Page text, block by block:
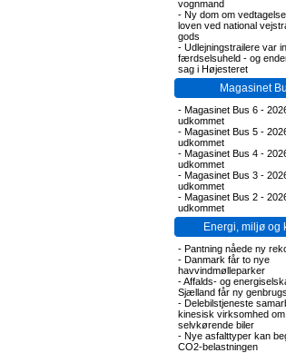
vognmand
- Ny dom om
loven ved national
gods
- Udlejningstrailere var
færdselsuheld - og
sag i Højesteret
Magasinet
- Magasinet Bus 6 -
udkommet
- Magasinet Bus 5 -
udkommet
- Magasinet Bus 4 -
udkommet
- Magasinet Bus 3 -
udkommet
- Magasinet Bus 2 -
udkommet
Energi, miljø og
- Pantning nåede ny
- Danmark får to nye
havvindmølleparker
-Affalds- og
Sjælland får ny
- Delebilstjeneste
kinesisk virksomhed om
selvkørende biler
- Nye asfalttyper kan
CO2-belastningen